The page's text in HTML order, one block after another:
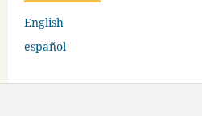
English
español